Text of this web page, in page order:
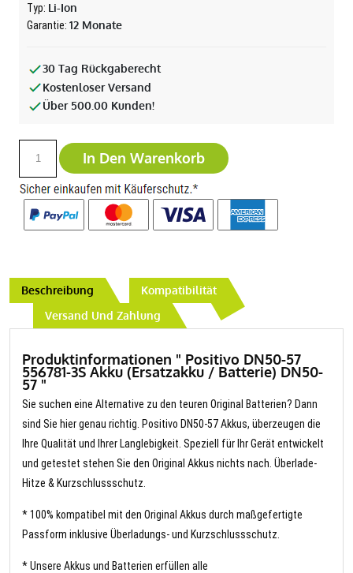
Typ: Li-Ion
Garantie: 12 Monate
30 Tag Rückgaberecht
Kostenloser Versand
Über 500.00 Kunden!
In Den Warenkorb
Beschreibung
Kompatibilität
Versand Und Zahlung
Produktinformationen " Positivo DN50-57
556781-3S Akku (Ersatzakku / Batterie) DN50-
57 "
Sie suchen eine Alternative zu den teuren Original Batterien? Dann
sind Sie hier genau richtig. Positivo DN50-57 Akkus, überzeugen die
Ihre Qualität und Ihrer Langlebigkeit. Speziell für Ihr Gerät entwickelt
und getestet stehen Sie den Original Akkus nichts nach. Überlade-
Hitze & Kurzschlussschutz.
* 100% kompatibel mit den Original Akkus durch maßgefertigte
Passform inklusive Überladungs- und Kurzschlussschutz.
* Unsere Akkus und Batterien erfüllen alle